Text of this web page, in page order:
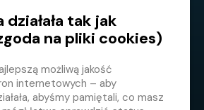
Główny partner
tak jak
na pliki cookies)
możliwą jakość
internetowych – aby
abyśmy pamiętali, co masz